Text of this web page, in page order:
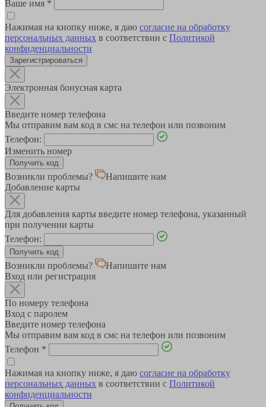
Ваше имя *
Нажимая на кнопку ниже, я даю согласие на обработку
персональных данных в соответствии с Политикой
конфиденциальности
Зарегистрироваться
Электронная бонусная карта
Введите номер телефона
Мы отправим вам код в смс на телефон или позвоним
Телефон:
Изменить номер
Возникли проблемы?
Напишите нам
Добавление карты
Для добавления карты введите номер телефона, указанный
при получении карты
Телефон:
Возникли проблемы?
Напишите нам
Вход или регистрация
По номеру телефона
Вход с паролем
Введите номер телефона
Мы отправим вам код в смс на телефон или позвоним
Телефон *
Нажимая на кнопку ниже, я даю согласие на обработку
персональных данных в соответствии с Политикой
конфиденциальности